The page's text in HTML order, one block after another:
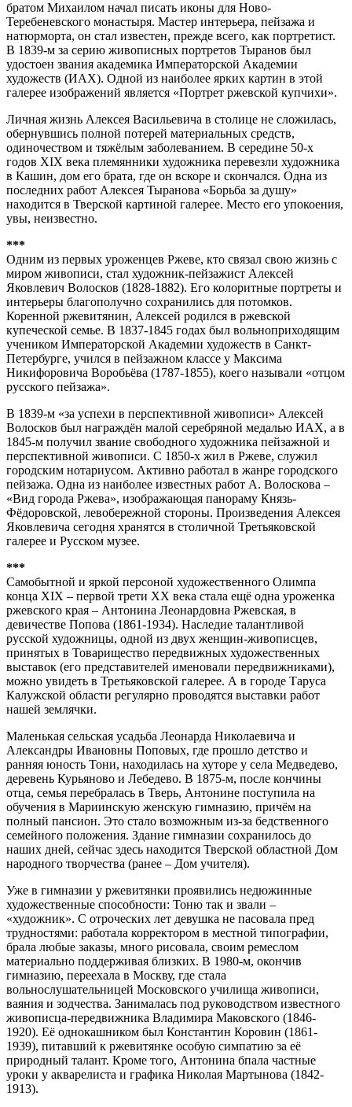
братом Михаилом начал писать иконы для Ново-
Теребеневского монастыря. Мастер интерьера, пейзажа и
натюрморта, он стал известен, прежде всего, как портретист.
В 1839-м за серию живописных портретов Тыранов был
удостоен звания академика Императорской Академии
художеств (ИАХ). Одной из наиболее ярких картин в этой
галерее изображений является «Портрет ржевской купчихи».
Личная жизнь Алексея Васильевича в столице не сложилась,
обернувшись полной потерей материальных средств,
одиночеством и тяжёлым заболеванием. В середине 50-х
годов XIX века племянники художника перевезли художника
в Кашин, дом его брата, где он вскоре и скончался. Одна из
последних работ Алексея Тыранова «Борьба за душу»
находится в Тверской картиной галерее. Место его упокоения,
увы, неизвестно.
***
Одним из первых уроженцев Ржеве, кто связал свою жизнь с
миром живописи, стал художник-пейзажист Алексей
Яковлевич Волосков (1828-1882). Его колоритные портреты и
интерьеры благополучно сохранились для потомков.
Коренной ржевитянин, Алексей родился в ржевской
купеческой семье. В 1837-1845 годах был вольноприходящим
учеником Императорской Академии художеств в Санкт-
Петербурге, учился в пейзажном классе у Максима
Никифоровича Воробьёва (1787-1855), коего называли «отцом
русского пейзажа».
В 1839-м «за успехи в перспективной живописи» Алексей
Волосков был награждён малой серебряной медалью ИАХ, а в
1845-м получил звание свободного художника пейзажной и
перспективной живописи. С 1850-х жил в Ржеве, служил
городским нотариусом. Активно работал в жанре городского
пейзажа. Одна из наиболее известных работ А. Волоскова –
«Вид города Ржева», изображающая панораму Князь-
Фёдоровской, левобережной стороны. Произведения Алексея
Яковлевича сегодня хранятся в столичной Третьяковской
галерее и Русском музее.
***
Самобытной и яркой персоной художественного Олимпа
конца XIX – первой трети ХХ века стала ещё одна уроженка
ржевского края – Антонина Леонардовна Ржевская, в
девичестве Попова (1861-1934). Наследие талантливой
русской художницы, одной из двух женщин-живописцев,
принятых в Товарищество передвижных художественных
выставок (его представителей именовали передвижниками),
можно увидеть в Третьяковской галерее. А в городе Таруса
Калужской области регулярно проводятся выставки работ
нашей землячки.
Маленькая сельская усадьба Леонарда Николаевича и
Александры Ивановны Поповых, где прошло детство и
ранняя юность Тони, находилась на хуторе у села Медведево,
деревень Курьяново и Лебедево. В 1875-м, после кончины
отца, семья перебралась в Тверь, Антонине поступила на
обучения в Мариинскую женскую гимназию, причём на
полный пансион. Это стало возможным из-за бедственного
семейного положения. Здание гимназии сохранилось до
наших дней, сейчас здесь находится Тверской областной Дом
народного творчества (ранее – Дом учителя).
Уже в гимназии у ржевитянки проявились недюжинные
художественные способности: Тоню так и звали –
«художник». С отроческих лет девушка не пасовала пред
трудностями: работала корректором в местной типографии,
брала любые заказы, много рисовала, своим ремеслом
материально поддерживая близких. В 1980-м, окончив
гимназию, переехала в Москву, где стала
вольнослушательницей Московского училища живописи,
ваяния и зодчества. Занималась под руководством известного
живописца-передвижника Владимира Маковского (1846-
1920). Её однокашником был Константин Коровин (1861-
1939), питавший к ржевитянке особую симпатию за её
природный талант. Кроме того, Антонина бпала частные
уроки у акварелиста и графика Николая Мартынова (1842-
1913).